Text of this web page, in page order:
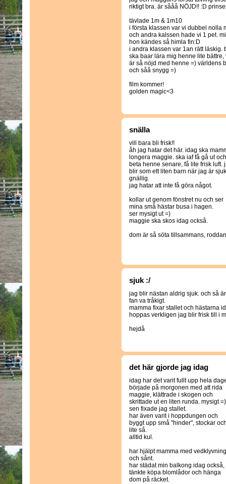
riktigt bra. är sååå NÖJD!! :D
tävlade 1m & 1m10
i första klassen var vi dubbel nolla
och andra kalssen hade vi 1 pet.
hon kändes så himla fin:D
i andra klassen var 1an rätt läskig.
ska baar lära mig henne lite
är så nöjd med henne =) världens
och såå snygg =)
film kommer!
golden magic<3
snälla
vill bara bli frisk!!
åh jag hatar det här. idag ska
longera maggie. ska iaf få gå ut och
beta henne senare, få lite frisk luft.
blir som ett liten barn när jag är
gnällig.
jag hatar att inte få göra något.
kollar ut genom fönstret nu och ser
mina små hästar busa i hagen.
ser mysigt ut =)
maggie ska skos idag också.
dom är så söta tillsammans,
sjuk :/
jag blir nästan aldrig sjuk. och så
fan va tråkigt.
mamma fixar stallet och hästarna
hoppas verkligen jag blir frisk till i
hejdå
det här gjorde jag idag
idag har det varit fullt upp hela
började på morgonen med att rida
maggie, klättrade i skogen och
skrittade ut en liten runda. mysigt =)
sen fixade jag stallet.
har även varit i hoppdungen och
byggt upp små "hinder", stockar
lite så.
alltid kul.
har hjälpt mamma med vedklyvning
och sånt.
har städat min balkong idag också,
tänkte köpa blomlådor och hänga
dom på räcket.